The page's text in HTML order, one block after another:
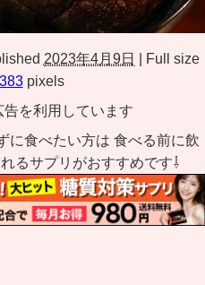
2023年4月9日
Full size
pixels
を利用しています
に食べたい方は 食べる前に飲
るサプリがおすすめです⇩